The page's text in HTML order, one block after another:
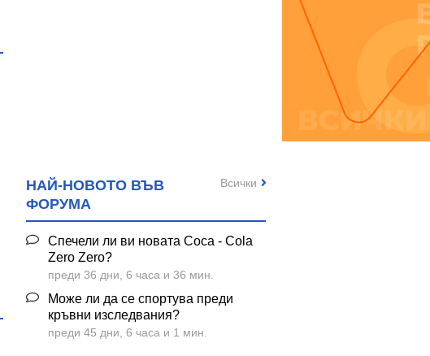
НАЙ-НОВОТО ВЪВ
ФОРУМА
Спечели ли ви новата Coca - Cola
Zero Zero?
преди 36 дни, 6 часа и 36 мин.
Може ли да се спортува преди
кръвни изследвания?
преди 45 дни, 6 часа и 1 мин.
Всички